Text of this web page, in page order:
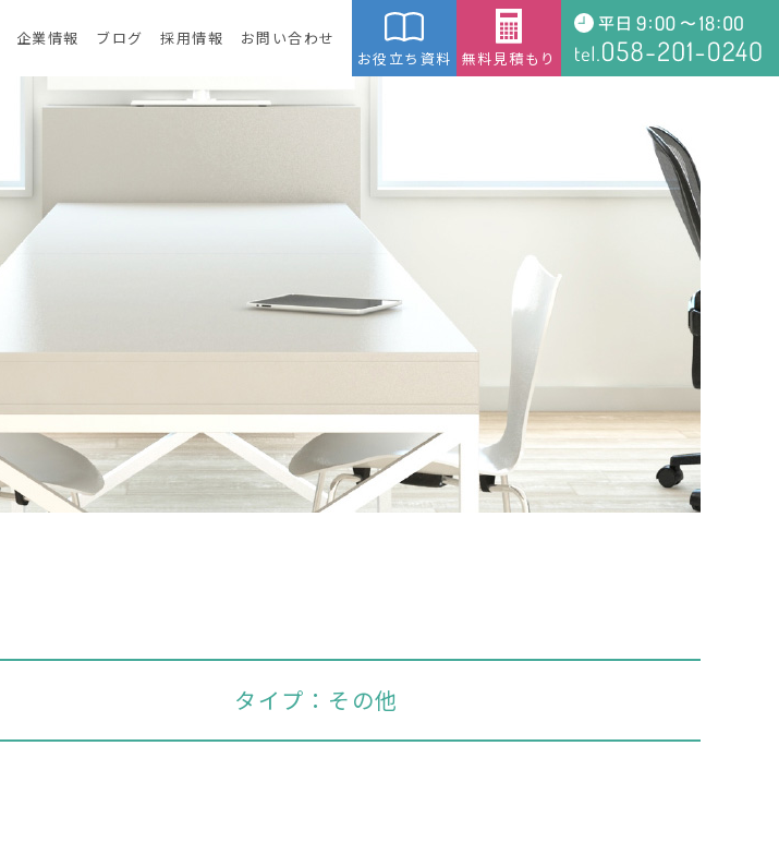
企業情報 ブログ 採用情報
お問い合わせ
お役立ち資料 無料見積もり
タイプ：その他